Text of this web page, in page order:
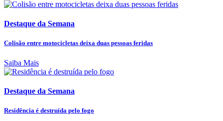
Destaque da Semana
Colisão entre motocicletas deixa duas pessoas feridas
Saiba Mais
Destaque da Semana
Residência é destruída pelo fogo